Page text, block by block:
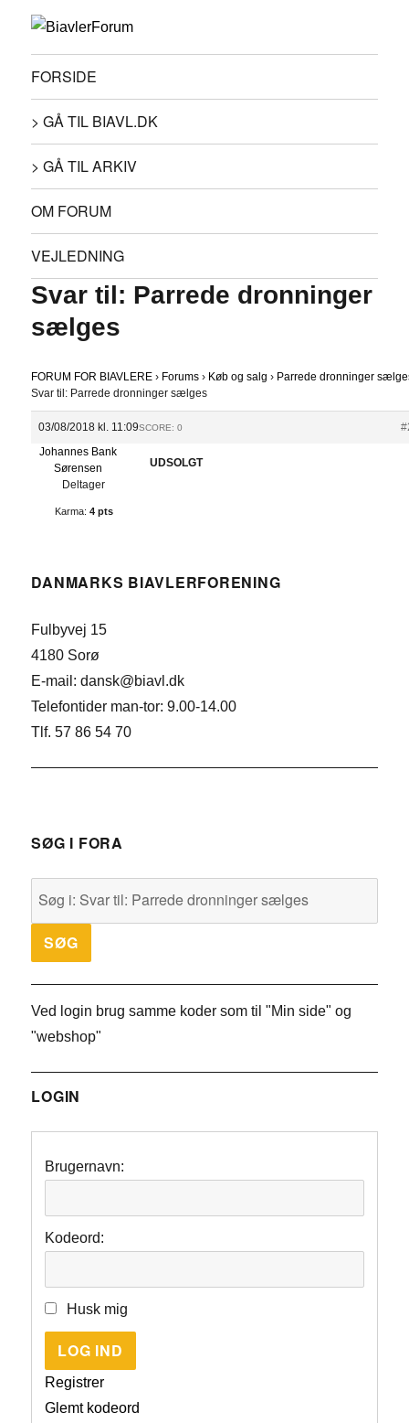
FORSIDE
> GÅ TIL BIAVL.DK
> GÅ TIL ARKIV
OM FORUM
VEJLEDNING
Svar til: Parrede dronninger
sælges
FORUM FOR BIAVLERE › Forums › Køb og salg › Parrede dronninger
Svar til: Parrede dronninger sælges
03/08/2018 kl. 11:09SCORE: 0
Johannes Bank
Sørensen
Deltager
Karma: 4 pts
UDSOLGT
DANMARKS BIAVLERFORENING
Fulbyvej 15
4180 Sorø
E-mail: dansk@biavl.dk
Telefontider man-tor: 9.00-14.00
Tlf. 57 86 54 70
SØG I FORA
Ved login brug samme koder som til "Min side" og
"webshop"
LOGIN
Brugernavn:
Kodeord:
Husk mig
LOG IND
Registrer
Glemt kodeord